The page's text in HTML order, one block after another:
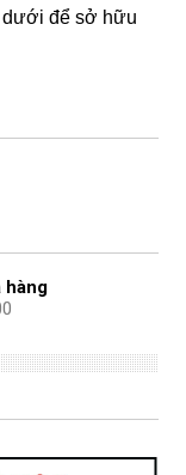
dưới để sở hữu
hàng